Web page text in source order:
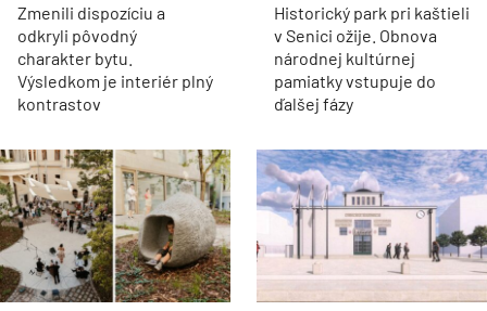
Zmenili dispozíciu a
odkryli pôvodný
charakter bytu.
Výsledkom je interiér plný
kontrastov
Historický park pri kaštieli
v Senici ožije. Obnova
národnej kultúrnej
pamiatky vstupuje do
ďalšej fázy